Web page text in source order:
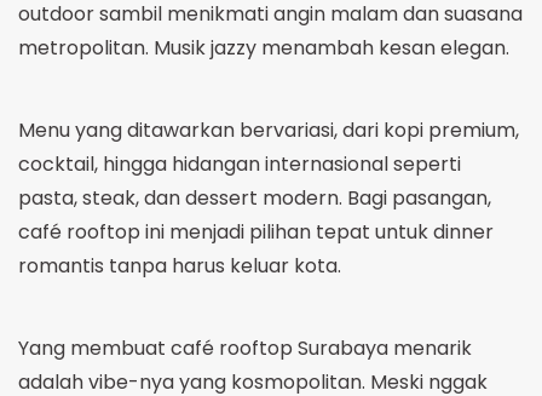
outdoor sambil menikmati angin malam dan suasana
metropolitan. Musik jazzy menambah kesan elegan.
Menu yang ditawarkan bervariasi, dari kopi premium,
cocktail, hingga hidangan internasional seperti
pasta, steak, dan dessert modern. Bagi pasangan,
café rooftop ini menjadi pilihan tepat untuk dinner
romantis tanpa harus keluar kota.
Yang membuat café rooftop Surabaya menarik
adalah vibe-nya yang kosmopolitan. Meski nggak